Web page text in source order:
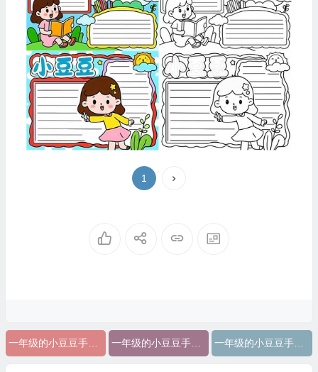
1
一年级的小豆豆手抄报简单 一年级的小豆豆手抄报简单又漂亮 一年级的小豆豆手抄报简单好看